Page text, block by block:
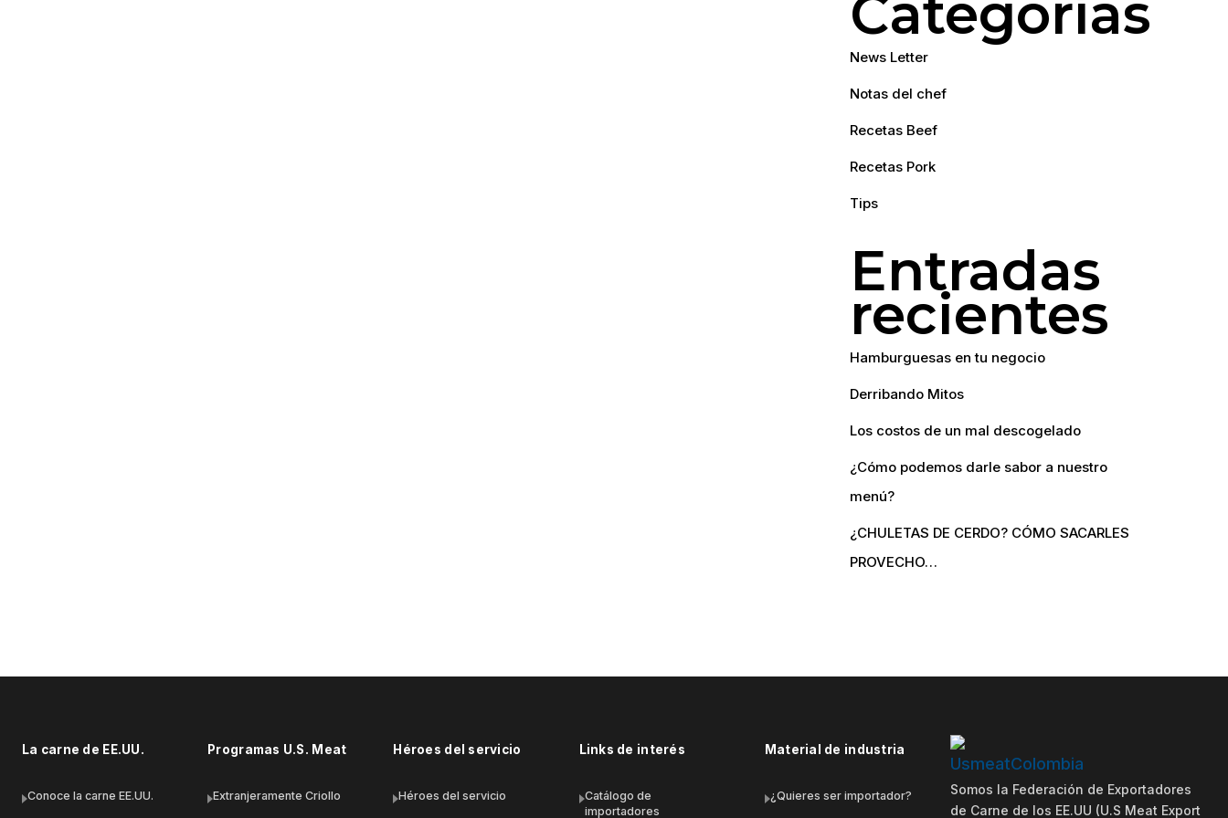
Categorías
News Letter
Notas del chef
Recetas Beef
Recetas Pork
Tips
Entradas
recientes
Hamburguesas en tu negocio
Derribando Mitos
Los costos de un mal descogelado
¿Cómo podemos darle sabor a nuestro
menú?
¿CHULETAS DE CERDO? CÓMO SACARLES
PROVECHO…
La carne de EE.UU.
Conoce la carne EE.UU.
Programas U.S. Meat
Extranjeramente Criollo
Héroes del servicio
Héroes del servicio
Links de interés
Catálogo de
importadores
Material de industria
¿Quieres ser importador?
Somos la Federación de Exportadores
de Carne de los EE.UU (U.S Meat Export